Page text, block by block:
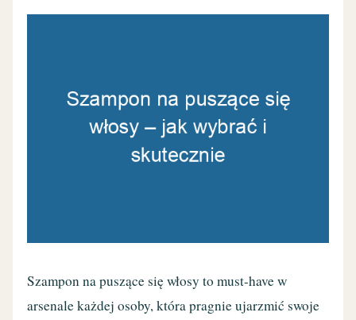
Szampon na puszące się włosy to must-have w
arsenale każdej osoby, która pragnie ujarzmić swoje